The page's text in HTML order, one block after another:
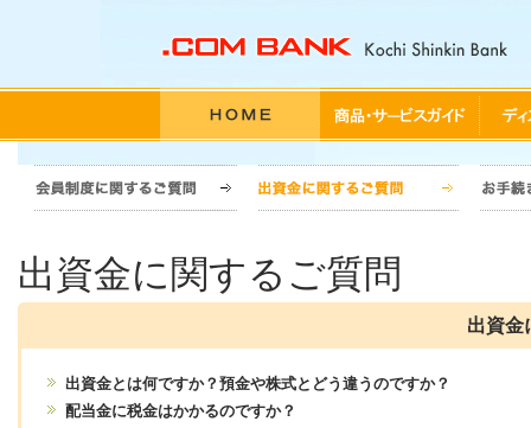
出資金に関するご質問
出資金
出資金とは何ですか？預金や株式とどう違うのですか？
配当金に税金はかかるのですか？